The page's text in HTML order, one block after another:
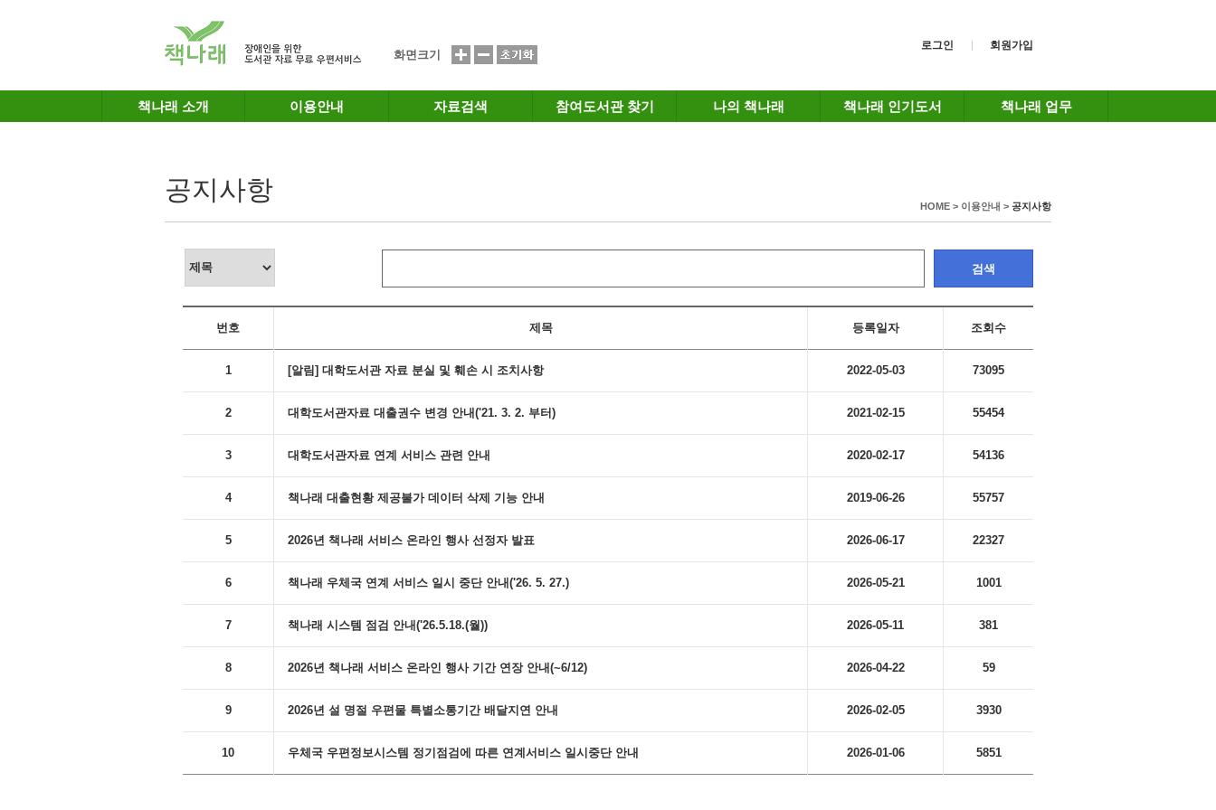
화면크기
로그인 회원가입
책나래 소개 이용안내 자료검색 참여도서관 찾기 나의 책나래 책나래 인기도서 책나래 업무
공지사항
HOME > 이용안내 > 공지사항
검색
번호 제목 등록일자 조회수
1 [알림] 대학도서관 자료 분실 및 훼손 시 조치사항 2022-05-03 73095
2 대학도서관자료 대출권수 변경 안내('21. 3. 2. 부터) 2021-02-15 55454
3 대학도서관자료 연계 서비스 관련 안내 2020-02-17 54136
4 책나래 대출현황 제공불가 데이터 삭제 기능 안내 2019-06-26 55757
5 2026년 책나래 서비스 온라인 행사 선정자 발표 2026-06-17 22327
6 책나래 우체국 연계 서비스 일시 중단 안내('26. 5. 27.) 2026-05-21 1001
7 책나래 시스템 점검 안내('26.5.18.(월)) 2026-05-11 381
8 2026년 책나래 서비스 온라인 행사 기간 연장 안내(~6/12) 2026-04-22 59
9 2026년 설 명절 우편물 특별소통기간 배달지연 안내 2026-02-05 3930
10 우체국 우편정보시스템 정기점검에 따른 연계서비스 일시중단 안내 2026-01-06 5851